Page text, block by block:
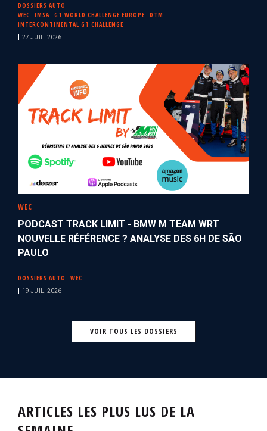
DOSSIERS AUTO
WEC
IMSA GT WORLD CHALLENGE EUROPE
DTM
INTERCONTINENTAL GT CHALLENGE
27 JUIL. 2026
WEC
PODCAST TRACK LIMIT - BMW M TEAM WRT
NOUVELLE RÉFÉRENCE ? ANALYSE DES 6H DE SÃO
PAULO
DOSSIERS AUTO WEC
19 JUIL. 2026
VOIR TOUS LES DOSSIERS
ARTICLES LES PLUS LUS DE LA